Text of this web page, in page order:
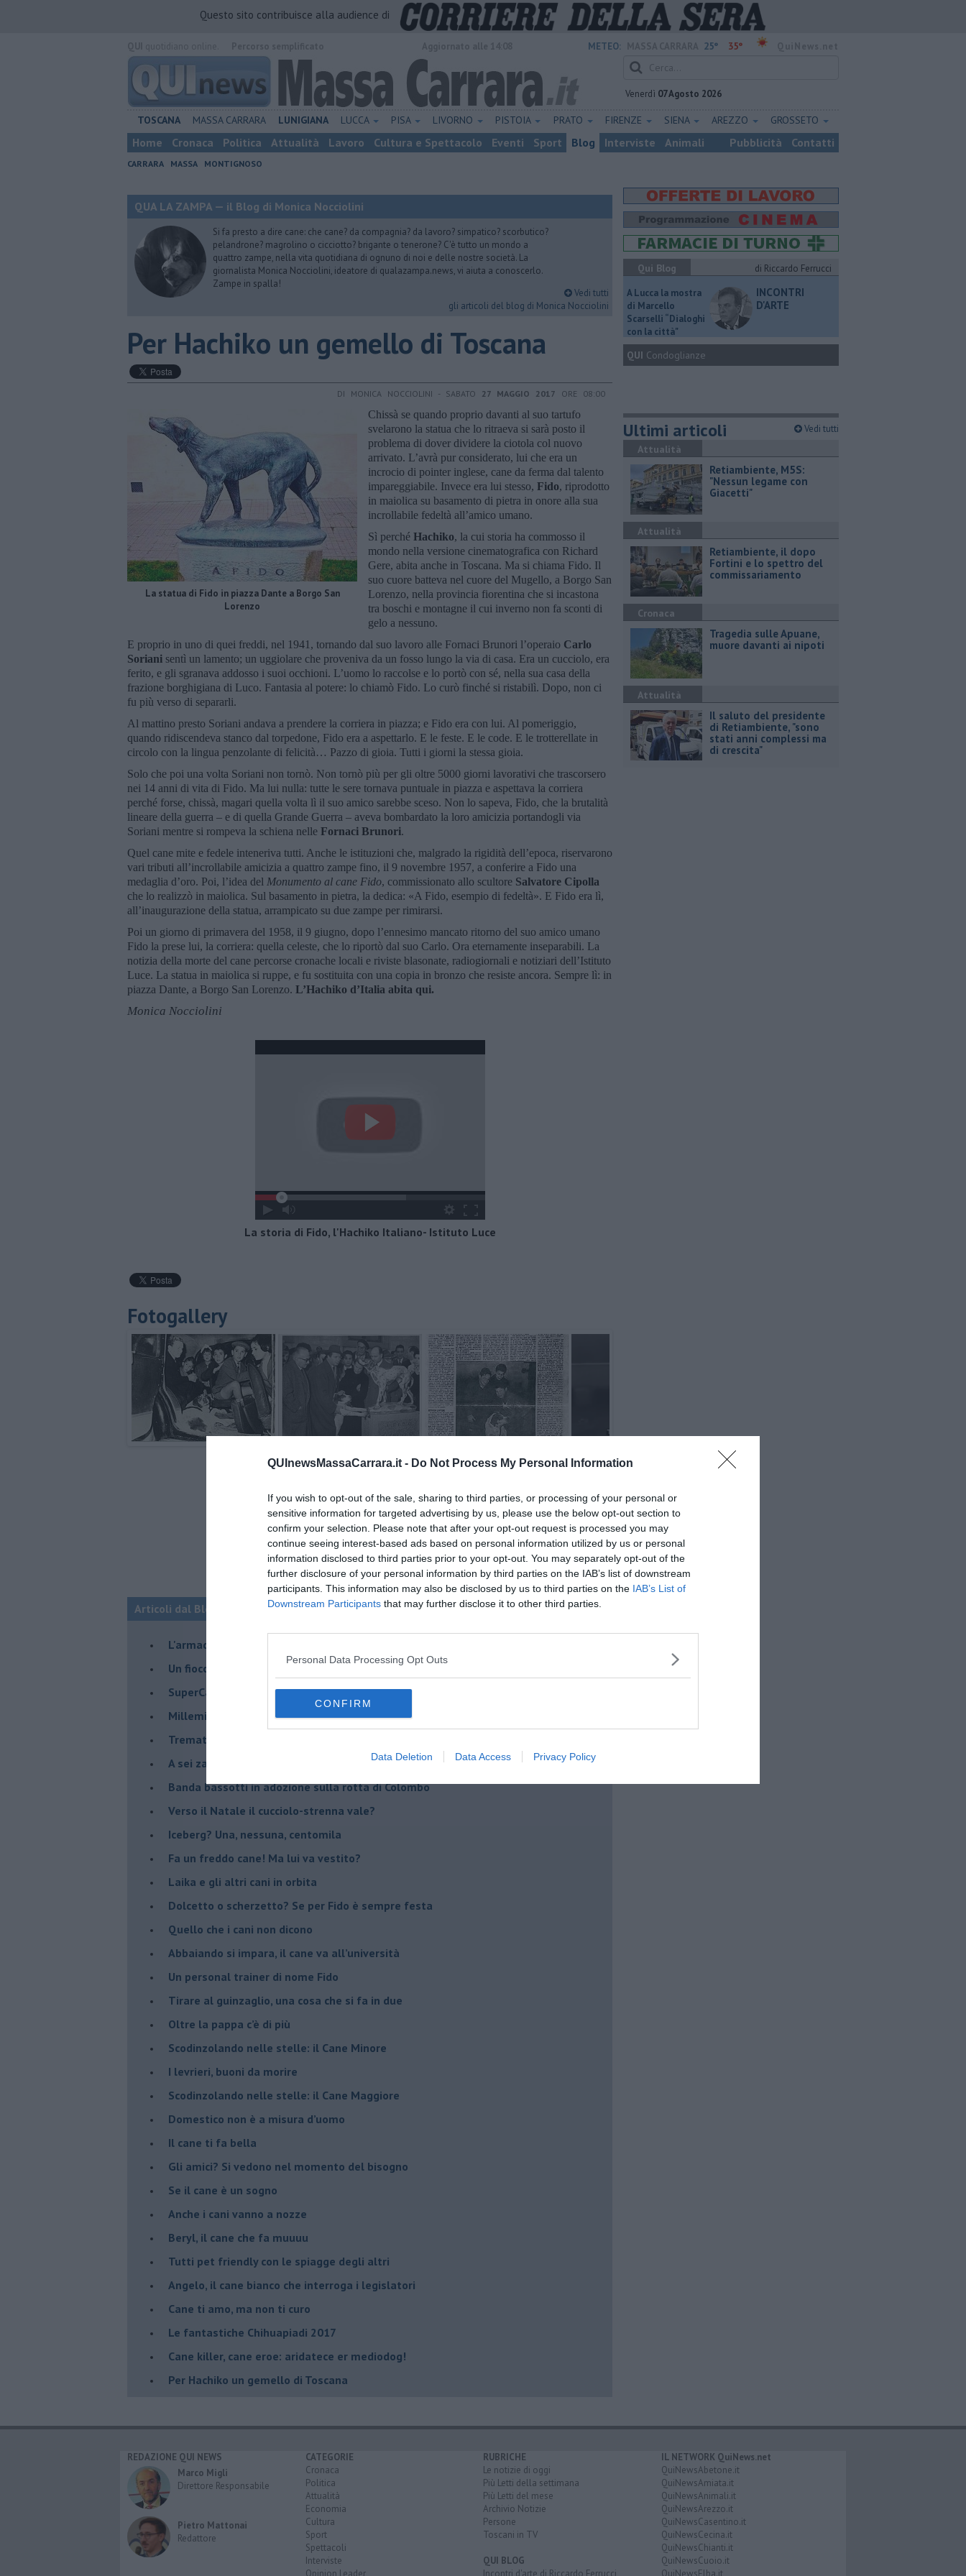
QUInewsMassaCarrara.it - Do Not Process My Personal Information
If you wish to opt-out of the sale, sharing to third parties, or processing of your personal or
sensitive information for targeted advertising by us, please use the below opt-out section to
confirm your selection. Please note that after your opt-out request is processed you may
continue seeing interest-based ads based on personal information utilized by us or personal
information disclosed to third parties prior to your opt-out. You may separately opt-out of the
further disclosure of your personal information by third parties on the IAB’s list of downstream
participants. This information may also be disclosed by us to third parties on the IAB’s List of
Downstream Participants that may further disclose it to other third parties.
Personal Data Processing Opt Outs
CONFIRM
Data Deletion Data Access Privacy Policy
Questo sito contribuisce alla audience di
METEO: 25° 35°
Venerdì 07 Agosto 2026
TOSCANA MASSA CARRARA LUNIGIANA LUCCA PISA LIVORNO PISTOIA PRATO FIRENZE SIENA AREZZO GROSSETO
Home Cronaca Politica Attualità Lavoro Cultura e Spettacolo Eventi Sport Blog Interviste Animali Pubblicità Contatti
CARRARA MASSA MONTIGNOSO
QUA LA ZAMPA — il Blog di Monica Nocciolini
Si fa presto a dire cane: che cane? da compagnia? da lavoro? simpatico? scorbutico?
pelandrone? magrolino o cicciotto? brigante o tenerone? C'è tutto un mondo a
quattro zampe, nella vita quotidiana di ognuno di noi e delle nostre società. La
giornalista Monica Nocciolini, ideatore di qualazampa.news, vi aiuta a conoscerlo.
Zampe in spalla!
Vedi tutti
gli articoli del blog di Monica Nocciolini
Per Hachiko un gemello di Toscana
DI MONICA NOCCIOLINI - SABATO 27 MAGGIO 2017 ORE 08:00
La statua di Fido in piazza Dante a Borgo San
Lorenzo
Chissà se quando proprio davanti al suo tartufo
svelarono la statua che lo ritraeva si sarà posto il
problema di dover dividere la ciotola col nuovo
arrivato. L’avrà pur considerato, lui che era un
incrocio di pointer inglese, cane da ferma dal talento
impareggiabile. Invece era lui stesso, Fido, riprodotto
in maiolica su basamento di pietra in onore alla sua
incrollabile fedeltà all’amico umano.
Sì perché Hachiko, la cui storia ha commosso il
mondo nella versione cinematografica con Richard
Gere, abita anche in Toscana. Ma si chiama Fido. Il
suo cuore batteva nel cuore del Mugello, a Borgo San
Lorenzo, nella provincia fiorentina che si incastona
tra boschi e montagne il cui inverno non fa sconti di
gelo a nessuno.
E proprio in uno di quei freddi, nel 1941, tornando dal suo lavoro alle Fornaci Brunori l’operaio Carlo
Soriani sentì un lamento; un uggiolare che proveniva da un fosso lungo la via di casa. Era un cucciolo, era
ferito, e gli sgranava addosso i suoi occhioni. L’uomo lo raccolse e lo portò con sé, nella sua casa della
frazione borghigiana di Luco. Fantasia al potere: lo chiamò Fido. Lo curò finché si ristabilì. Dopo, non ci
fu più verso di separarli.
Al mattino presto Soriani andava a prendere la corriera in piazza; e Fido era con lui. Al pomeriggio,
quando ridiscendeva stanco dal torpedone, Fido era a aspettarlo. E le feste. E le code. E le trotterellate in
circolo con la lingua penzolante di felicità… Pazzo di gioia. Tutti i giorni la stessa gioia.
Solo che poi una volta Soriani non tornò. Non tornò più per gli oltre 5000 giorni lavorativi che trascorsero
nei 14 anni di vita di Fido. Ma lui nulla: tutte le sere tornava puntuale in piazza e aspettava la corriera
perché forse, chissà, magari quella volta lì il suo amico sarebbe sceso. Non lo sapeva, Fido, che la brutalità
lineare della guerra – e di quella Grande Guerra – aveva bombardato la loro amicizia portandogli via
Soriani mentre si rompeva la schiena nelle Fornaci Brunori.
Quel cane mite e fedele inteneriva tutti. Anche le istituzioni che, malgrado la rigidità dell’epoca, riservarono
vari tributi all’incrollabile amicizia a quattro zampe fino, il 9 novembre 1957, a conferire a Fido una
medaglia d’oro. Poi, l’idea del Monumento al cane Fido, commissionato allo scultore Salvatore Cipolla
che lo realizzò in maiolica. Sul basamento in pietra, la dedica: «A Fido, esempio di fedeltà». E Fido era lì,
all’inaugurazione della statua, arrampicato su due zampe per rimirarsi.
Poi un giorno di primavera del 1958, il 9 giugno, dopo l’ennesimo mancato ritorno del suo amico umano
Fido la prese lui, la corriera: quella celeste, che lo riportò dal suo Carlo. Ora eternamente inseparabili. La
notizia della morte del cane percorse cronache locali e riviste blasonate, radiogiornali e notiziari dell’Istituto
Luce. La statua in maiolica si ruppe, e fu sostituita con una copia in bronzo che resiste ancora. Sempre lì: in
piazza Dante, a Borgo San Lorenzo. L’Hachiko d’Italia abita qui.
Monica Nocciolini
La storia di Fido, l'Hachiko Italiano- Istituto Luce
Fotogallery
Articoli dal Blog “Qua la zampa” di Monica Nocciolini
​L'armadietto dei farmaci? Si condivide col pet
Un fiocchetto giallo per dire “rispettami”
​SuperCani? In principio era un cocker…
​Millemila sfumature di naso
Tremate, le processionarie son (quasi) tornate
A sei zampe oltre la vita
​Banda bassotti in adozione sulla rotta di Colombo
Verso il Natale il cucciolo-strenna vale?
Iceberg? Una, nessuna, centomila
​Fa un freddo cane! Ma lui va vestito?
Laika e gli altri cani in orbita
​Dolcetto o scherzetto? Se per Fido è sempre festa
Quello che i cani non dicono
Abbaiando si impara, il cane va all’università
​Un personal trainer di nome Fido
​Tirare al guinzaglio, una cosa che si fa in due
Oltre la pappa c’è di più
​Scodinzolando nelle stelle: il Cane Minore
​I levrieri, buoni da morire
Scodinzolando nelle stelle: il Cane Maggiore
Domestico non è a misura d’uomo
​Il cane ti fa bella
​Gli amici? Si vedono nel momento del bisogno
​Se il cane è un sogno
Anche i cani vanno a nozze
Beryl, il cane che fa muuuu
Tutti pet friendly con le spiagge degli altri
Angelo, il cane bianco che interroga i legislatori
​Cane ti amo, ma non ti curo
Le fantastiche Chihuapiadi 2017
Cane killer, cane eroe: aridatece er mediodog!
Per Hachiko un gemello di Toscana
Qui Blog
di Riccardo Ferrucci
A Lucca la mostra
di Marcello
Scarselli “Dialoghi
con la città"
INCONTRI
D'ARTE
QUI Condoglianze
Ultimi articoli Vedi tutti
Attualità
Retiambiente, M5S:
"Nessun legame con
Giacetti"
Attualità
Retiambiente, il dopo
Fortini e lo spettro del
commissariamento
Cronaca
Tragedia sulle Apuane,
muore davanti ai nipoti
Attualità
Il saluto del presidente
di Retiambiente, "sono
stati anni complessi ma
di crescita"
REDAZIONE QUI NEWS
Marco Migli
Direttore Responsabile
Pietro Mattonai
Redattore
CATEGORIE
Cronaca
Politica
Attualità
Economia
Cultura
Sport
Spettacoli
Interviste
Opinion Leader
RUBRICHE
Le notizie di oggi
Più Letti della settimana
Più Letti del mese
Archivio Notizie
Persone
Toscani in TV
QUI BLOG
Incontri d'arte di Riccardo Ferrucci
IL NETWORK QuiNews.net
QuiNewsAbetone.it
QuiNewsAmiata.it
QuiNewsAnimali.it
QuiNewsArezzo.it
QuiNewsCasentino.it
QuiNewsCecina.it
QuiNewsChianti.it
QuiNewsCuoio.it
QuiNewsElba.it